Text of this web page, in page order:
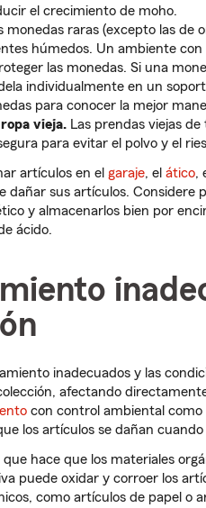
el crecimiento de moho.
monedas raras (excepto las de
húmedos. Un ambiente
las monedas. Si una
individualmente en un
para conocer la mejor
vieja. Las prendas viejas
para evitar el polvo y el
artículos en el garaje, el ático,
dañar sus artículos. Considere
y almacenarlos bien por
ácido.
inadecuados y las
afectando
con control ambiental como
los artículos se dañan
hace que los materiales
puede oxidar y corroer los
como artículos de papel o